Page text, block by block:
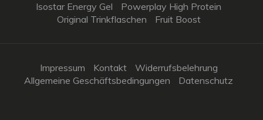
Isostar Energy Gel
Powerplay High Protein
Original Trinkflaschen
Fruit Boost
Impressum Kontakt
Widerrufsbelehrung
Allgemeine Geschäftsbedingungen
Datenschutz